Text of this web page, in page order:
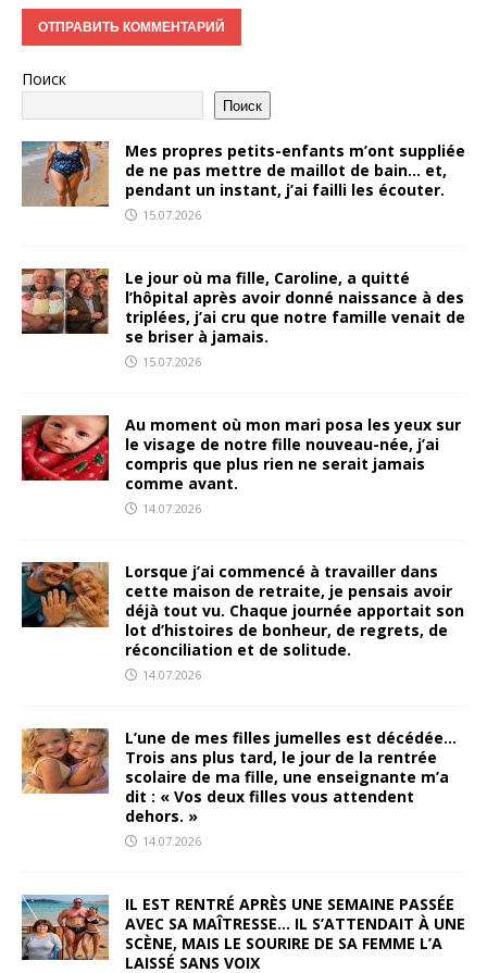
Поиск
Поиск
Mes propres petits-enfants m’ont suppliée
de ne pas mettre de maillot de bain… et,
pendant un instant, j’ai failli les écouter.
15.07.2026
Le jour où ma fille, Caroline, a quitté
l’hôpital après avoir donné naissance à des
triplées, j’ai cru que notre famille venait de
se briser à jamais.
15.07.2026
Au moment où mon mari posa les yeux sur
le visage de notre fille nouveau-née, j’ai
compris que plus rien ne serait jamais
comme avant.
14.07.2026
Lorsque j’ai commencé à travailler dans
cette maison de retraite, je pensais avoir
déjà tout vu. Chaque journée apportait son
lot d’histoires de bonheur, de regrets, de
réconciliation et de solitude.
14.07.2026
L’une de mes filles jumelles est décédée…
Trois ans plus tard, le jour de la rentrée
scolaire de ma fille, une enseignante m’a
dit : « Vos deux filles vous attendent
dehors. »
14.07.2026
IL EST RENTRÉ APRÈS UNE SEMAINE PASSÉE
AVEC SA MAÎTRESSE… IL S’ATTENDAIT À UNE
SCÈNE, MAIS LE SOURIRE DE SA FEMME L’A
LAISSÉ SANS VOIX